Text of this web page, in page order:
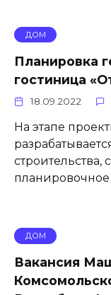
ДОМ
Планировка
гостиница
18.09.2022
На этапе
строительства,
ДОМ
Вакансия